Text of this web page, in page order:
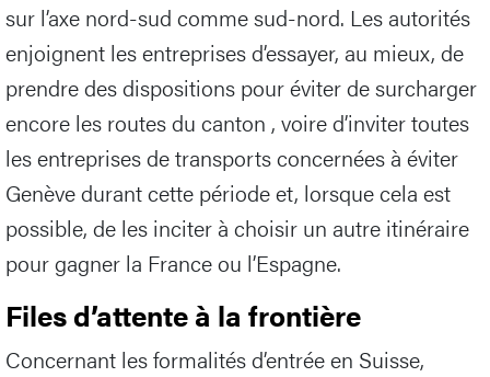
sur l’axe nord-sud comme sud-nord. Les autorités
enjoignent les entreprises d’essayer, au mieux, de
prendre des dispositions pour éviter de surcharger
encore les routes du canton , voire d’inviter toutes
les entreprises de transports concernées à éviter
Genève durant cette période et, lorsque cela est
possible, de les inciter à choisir un autre itinéraire
pour gagner la France ou l’Espagne.
Files d’attente à la frontière
Concernant les formalités d’entrée en Suisse,